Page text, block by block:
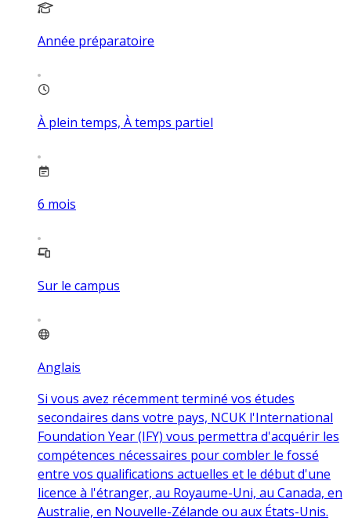
Année préparatoire
À plein temps, À temps partiel
6 mois
Sur le campus
Anglais
Si vous avez récemment terminé vos études
secondaires dans votre pays, NCUK l'International
Foundation Year (IFY) vous permettra d'acquérir les
compétences nécessaires pour combler le fossé
entre vos qualifications actuelles et le début d'une
licence à l'étranger, au Royaume-Uni, au Canada, en
Australie, en Nouvelle-Zélande ou aux États-Unis.